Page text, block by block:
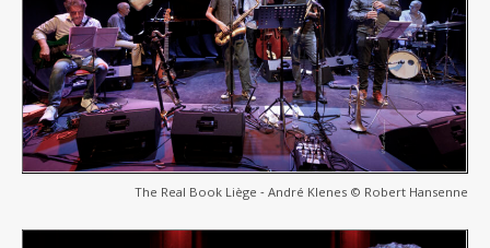
The Real Book Liège ‐ André Klenes © Robert Hansenne